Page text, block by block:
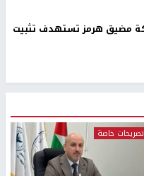
مضيق هرمز تستهدف تثبيت
تصريحات خاصة